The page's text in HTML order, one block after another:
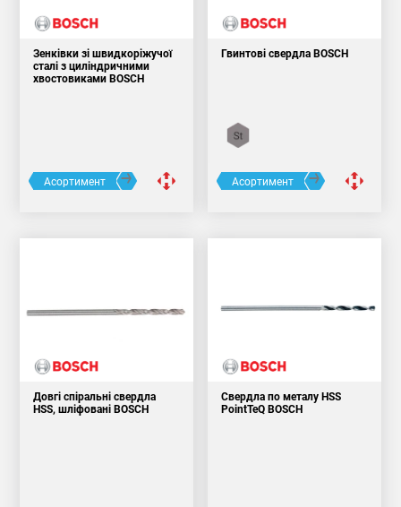
Зенківки зі швидкоріжучої
сталі з циліндричними
хвостовиками BOSCH
Асортимент
Гвинтові свердла BOSCH
Асортимент
Довгі спіральні свердла
HSS, шліфовані BOSCH
Свердла по металу HSS
PointTeQ BOSCH